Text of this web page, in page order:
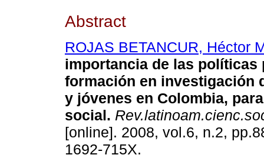
Abstract
ROJAS BETANCUR, Héctor
importancia de las políticas
formación en investigación
y jóvenes en Colombia,
social.
[online]. 2008, vol.6, n.2,
1692-715X.